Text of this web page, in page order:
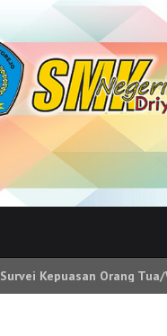
Survei Kepuasan Orang